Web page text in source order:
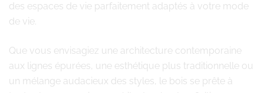
des espaces de vie parfaitement adaptés à votre mode
de vie.
Que vous envisagiez une architecture contemporaine
aux lignes épurées, une esthétique plus traditionnelle ou
un mélange audacieux des styles, le bois se prête à